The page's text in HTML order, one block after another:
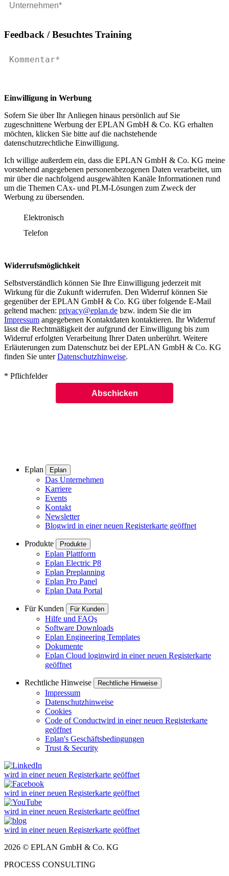
Feedback / Besuchtes Training
Einwilligung in Werbung
Sofern Sie über Ihr Anliegen hinaus persönlich auf Sie
zugeschnittene Werbung der EPLAN GmbH & Co. KG erhalten
möchten, klicken Sie bitte auf die nachstehende
datenschutzrechtliche Einwilligung.
Ich willige außerdem ein, dass die EPLAN GmbH & Co. KG meine
vorstehend angegebenen personenbezogenen Daten verarbeitet, um
mir über die nachfolgend ausgewählten Kanäle Informationen rund
um die Themen CAx- und PLM-Lösungen zum Zweck der
Werbung zu übersenden.
Elektronisch
Telefon
Widerrufsmöglichkeit
Selbstverständlich können Sie Ihre Einwilligung jederzeit mit
Wirkung für die Zukunft widerrufen. Den Widerruf können Sie
gegenüber der EPLAN GmbH & Co. KG über folgende E-Mail
geltend machen: privacy@eplan.de bzw. indem Sie die im
Impressum angegebenen Kontaktdaten kontaktieren. Ihr Widerruf
lässt die Rechtmäßigkeit der aufgrund der Einwilligung bis zum
Widerruf erfolgten Verarbeitung Ihrer Daten unberührt. Weitere
Erläuterungen zum Datenschutz bei der EPLAN GmbH & Co. KG
finden Sie unterDatenschutzhinweise.
* Pflichfelder
Eplan Eplan
Das Unternehmen
Karriere
Events
Kontakt
Newsletter
Blogwird in einer neuen Registerkarte geöffnet
Produkte Produkte
Eplan Plattform
Eplan Electric P8
Eplan Preplanning
Eplan Pro Panel
Eplan Data Portal
Für Kunden Für Kunden
Hilfe und FAQs
Software Downloads
Eplan Engineering Templates
Dokumente
Eplan Cloud loginwird in einer neuen Registerkarte
geöffnet
Rechtliche Hinweise Rechtliche Hinweise
Impressum
Datenschutzhinweise
Cookies
Code of Conductwird in einer neuen Registerkarte
geöffnet
Eplan's Geschäftsbedingungen
Trust & Security
wird in einer neuen Registerkarte geöffnet
wird in einer neuen Registerkarte geöffnet
wird in einer neuen Registerkarte geöffnet
wird in einer neuen Registerkarte geöffnet
2026 © EPLAN GmbH & Co. KG
PROCESS CONSULTING